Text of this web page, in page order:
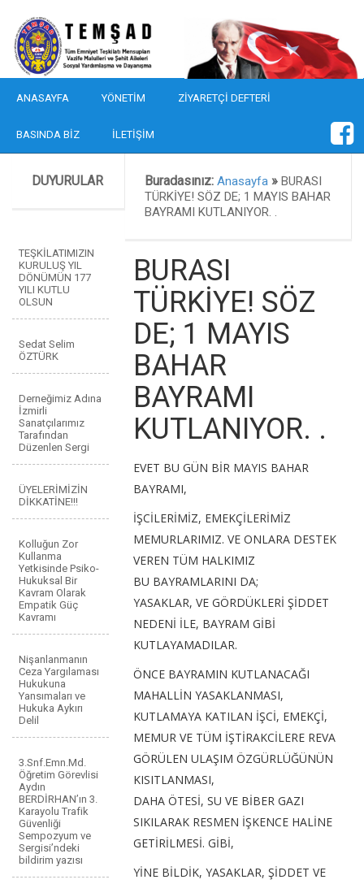
ANASAYFA YÖNETIM ZIYARETÇI DEFTERI
BASINDA BIZ İLETIŞIM
DUYURULAR Buradasınız:Anasayfa »BURASI
TÜRKİYE! SÖZ DE; 1 MAYIS BAHAR
BAYRAMI KUTLANIYOR. .
TEŞKİLATIMIZIN
KURULUŞ YIL
DÖNÜMÜN 177
YILI KUTLU
OLSUN
Sedat Selim
ÖZTÜRK
Derneğimiz Adına
İzmirli
Sanatçılarımız
Tarafından
Düzenlen Sergi
ÜYELERİMİZİN
DİKKATİNE!!!
Kolluğun Zor
Kullanma
Yetkisinde Psiko-
Hukuksal Bir
Kavram Olarak
Empatik Güç
Kavramı
Nişanlanmanın
Ceza Yargılaması
Hukukuna
Yansımaları ve
Hukuka Aykırı
Delil
3.Snf.Emn.Md.
Öğretim Görevlisi
Aydın
BERDİRHAN’ın 3.
Karayolu Trafik
Güvenliği
Sempozyum ve
Sergisi’ndeki
bildirim yazısı
BURASI
TÜRKİYE! SÖZ
DE; 1 MAYIS
BAHAR
BAYRAMI
KUTLANIYOR. .
EVET BU GÜN BİR MAYIS BAHAR
BAYRAMI,
İŞCİLERİMİZ, EMEKÇİLERİMİZ
MEMURLARIMIZ. VE ONLARA DESTEK
VEREN TÜM HALKIMIZ
BU BAYRAMLARINI DA;
YASAKLAR, VE GÖRDÜKLERİ ŞİDDET
NEDENİ İLE, BAYRAM GİBİ
KUTLAYAMADILAR.
ÖNCE BAYRAMIN KUTLANACAĞI
MAHALLİN YASAKLANMASI,
KUTLAMAYA KATILAN İŞCİ, EMEKÇİ,
MEMUR VE TÜM İŞTİRAKCİLERE REVA
GÖRÜLEN ULAŞIM ÖZGÜRLÜĞÜNÜN
KISITLANMASI,
DAHA ÖTESİ, SU VE BİBER GAZI
SIKILARAK RESMEN İŞKENCE HALİNE
GETİRİLMESİ. GİBİ,
YİNE BİLDİK, YASAKLAR, ŞİDDET VE